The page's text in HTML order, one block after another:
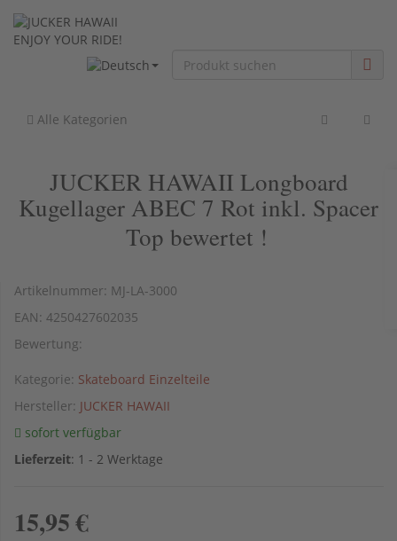
ENJOY YOUR RIDE!
Alle Kategorien
JUCKER HAWAII Longboard
Kugellager ABEC 7 Rot inkl. Spacer
Top bewertet !
Artikelnummer: MJ-LA-3000
EAN: 4250427602035
Bewertung:
Kategorie: Skateboard Einzelteile
Hersteller: JUCKER HAWAII
sofort verfügbar
Lieferzeit: 1 - 2 Werktage
15,95 €